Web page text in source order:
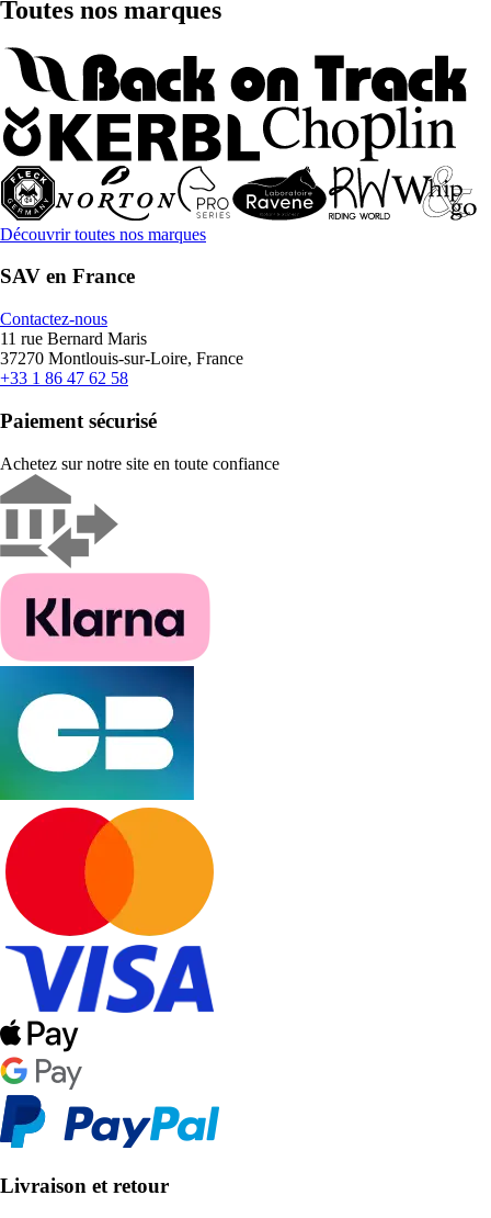
Toutes nos marques
Découvrir toutes nos marques
SAV en France
Contactez-nous
11 rue Bernard Maris
37270 Montlouis-sur-Loire, France
+33 1 86 47 62 58
Paiement sécurisé
Achetez sur notre site en toute confiance
Livraison et retour